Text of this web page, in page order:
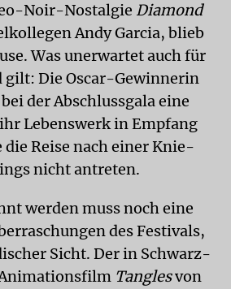
Noir-Nostalgie Diamond
Andy Garcia, blieb
Was unerwartet auch für
gilt: Die Oscar-Gewinnerin
der Abschlussgala eine
Lebenswerk in Empfang
Reise nach einer Knie-
nicht antreten.
werden muss noch eine
des Festivals,
Sicht. Der in Schwarz-
Tanglesvon